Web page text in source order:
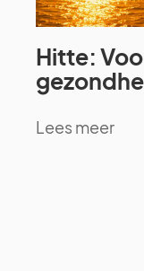
Hitte:
Lees meer